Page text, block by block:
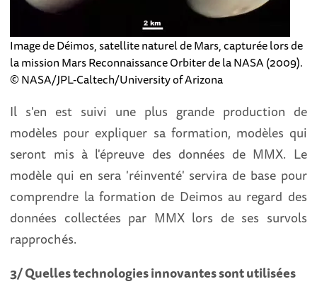
Image de Déimos, satellite naturel de Mars, capturée lors de
la mission Mars Reconnaissance Orbiter de la NASA (2009).
© NASA/JPL-Caltech/University of Arizona
Il s'en est suivi une plus grande production de
modèles pour expliquer sa formation, modèles qui
seront mis à l'épreuve des données de MMX. Le
modèle qui en sera 'réinventé' servira de base pour
comprendre la formation de Deimos au regard des
données collectées par MMX lors de ses survols
rapprochés.
3/ Quelles technologies innovantes sont utilisées